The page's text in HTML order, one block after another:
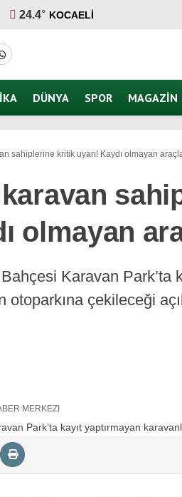
24.4° KOCAELI
DÜNYA SPOR MAGAZIN
sahiplerine kritik uyarı! Kaydı olmayan
karavan
olmayan
Karavan Park’ta
otoparkına çekileceği
MERKEZI